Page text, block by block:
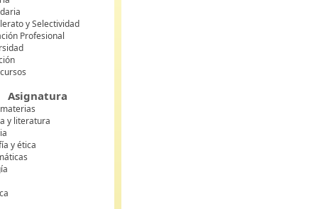
y Selectividad
Profesional
Asignatura
y literatura
y ética